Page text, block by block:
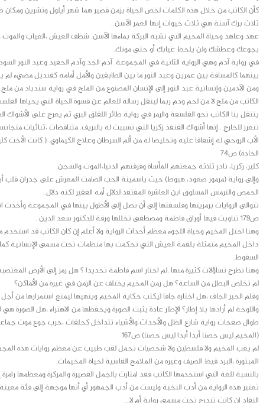
كأن الكاتب من خلال هذه الكلمات لخص الحياة بزمن قصير هما شهر أيلول وتشرين
ثلاث برك آسنة هي ثلاث حيوات إنها العمر الآسن..
عهد وعاهد وحياة المخيم التي تشبه البركة بماءها الآسن. شظف العيش ،الغياب
بجوعك وعطشك ولن يلحظ غيابك أو حتى موتك.
في رواية آدم وهي الرواية الثانية في المجموعة. آدم الجد وآدم الحفيد وعبد النور
بينهما كالمسافة بين عمرين وعبد النور ما بين الطابقين والأمل أمامه كقنديل مضيء
ومن الآدمين وإنسانية عبد النور إلى الإنسان المصنوع من الملح في رواية سندباد من
الكاتب من ملح لا من لحم ودم ربما لينقل رسالة للعالم عن قسوة الحياة التي يحياها
ينتقل بنا الكاتب نحو الفلسفة والرمز في رواية طائر اللقلق البري ثم يعرج على
تنغرز للخارج ..إنها أشواك القنفذ زكريا التي تسببت له بالنزيف. متناقضات ،ثنائيات
الأب الروحي له إشفاقا عليه وتخليصا له من ألم السرطان وعلاج الكيماوي. ( كانت الأخت
الحادة) ص74
كلير، زكريا، نادر ثلاثة جمعتهم المأساة وفرقتهم الدنيا،الموت والسجن.
وإلى رواية (مرمور صعود، هبوط) حيث ياسمينة الحب الصامت المعرش على جدران قلب
الحمص والترمس المسلوق ابن العاشرة المفتقد لدلال أمه الفقير لكنه دلال..
ص179 تناوبت فيها أوراق فاطمة ومصطفى تخللها ورقة للدكتور سعد الدين .
وهنا احتل المخيم وحياة اللجوء معظم أحداث الرواية ولا أعلم إن كان الكاتب قد
داخل المخيم متمثلة بلقمة العيش التي تحكمت بها منظمات تحت مسمى الإنسانية كما
السقوط.
وهنا نطرح تساؤلات كثيرة منها..لم اختار اسم فاطمة تحديدا ؟ هل رمز إلى الأرض
لم تخلص البطل من الساعة؟ هل زمن المخيم يختلف عن الزمن في غيره من الأماكن؟
وقلم الحبر الجاف ،هل اختاره جافا ليكتب حكاية المخيم وينهيها ليمنع استمرارها من
واللوحة لم أرادها بلا إطار؟ الإطار عادة يثبت الصورة ويحفظها من الاهتراء ،هل الصورة
طوال صفحات رواية شارع الظل والأحداث والأشياء تتداخل كحلقات ،حرب جوع موت
(المخيم ليس حصنا أبدا أبدا ليس حصنا) ص167
لم يغب المخيم ولا فلسطين ولا شخصيات تحمل لقب طبيب عن معظم روايات هذه
المبتورة ،البرد قيظ الصيف وغيره من الملامح القاسية لحياة المخيمات.
بالنسبة للغة التي استخدمها الكاتب فقد امتازت بالجمل القصيرة والمركزة ومعظمها
تعتبر هذه الرواية من أدب النخبة وليست من أدب الجمهور أي أنها موجهة إلى فئة